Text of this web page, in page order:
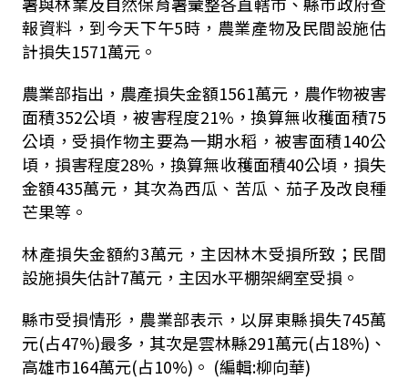
報資料，到今天下午5時，農業產物及民間設施估
計損失1571萬元。
農業部指出，農產損失金額1561萬元，農作物被害
面積352公頃，被害程度21%，換算無收穫面積75
公頃，受損作物主要為一期水稻，被害面積140公
頃，損害程度28%，換算無收穫面積40公頃，損失
金額435萬元，其次為西瓜、苦瓜、茄子及改良種
芒果等。
林產損失金額約3萬元，主因林木受損所致；民間
設施損失估計7萬元，主因水平棚架網室受損。
縣市受損情形，農業部表示，以屏東縣損失745萬
元(占47%)最多，其次是雲林縣291萬元(占18%)、
高雄市164萬元(占10%)。 (編輯:柳向華)